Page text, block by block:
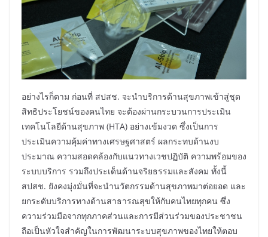
อย่างไรก็ตาม ก่อนที่ สปสช. จะนำบริการด้านสุขภาพเข้าสู่ชุด
สิทธิประโยชน์ของคนไทย จะต้องผ่านกระบวนการประเมิน
เทคโนโลยีด้านสุขภาพ (HTA) อย่างเข้มงวด ซึ่งเป็นการ
ประเมินความคุ้มค่าทางเศรษฐศาสตร์ ผลกระทบด้านงบ
ประมาณ ความสอดคล้องกับแนวทางเวชปฏิบัติ ความพร้อมของ
ระบบบริการ รวมถึงประเด็นด้านจริยธรรมและสังคม ทั้งนี้
สปสช. ยังคงมุ่งมั่นที่จะนำนวัตกรรมด้านสุขภาพมาต่อยอด และ
ยกระดับบริการทางด้านสาธารณสุขให้กับคนไทยทุกคน ซึ่ง
ความร่วมมือจากทุกภาคส่วนและการมีส่วนร่วมของประชาชน
ถือเป็นหัวใจสำคัญในการพัฒนาระบบสุขภาพของไทยให้ตอบ